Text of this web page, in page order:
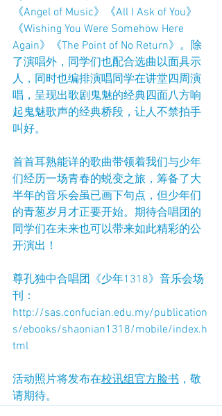
《Angel of Music》《All I Ask of You》
《Wishing You Were Somehow Here
Again》《The Point of No Return》。除
了演唱外，同学们也配合选曲以面具示
人，同时也编排演唱同学在讲堂四周演
唱，呈现出歌剧鬼魅的经典四面八方响
起鬼魅歌声的经典桥段，让人不禁拍手
叫好。
首首耳熟能详的歌曲带领着我们与少年
们经历一场青春的蜕变之旅，筹备了大
半年的音乐会虽已画下句点，但少年们
的青葱岁月才正要开始。期待合唱团的
同学们在未来也可以带来如此精彩的公
开演出！
尊孔独中合唱团《少年1318》音乐会场
刊：
http://sas.confucian.edu.my/publication
s/ebooks/shaonian1318/mobile/index.h
tml
活动照片将发布在校讯组官方脸书 ，敬
请期待。